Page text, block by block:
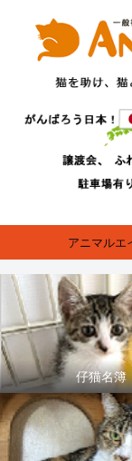
アニマルエ
仔猫名簿